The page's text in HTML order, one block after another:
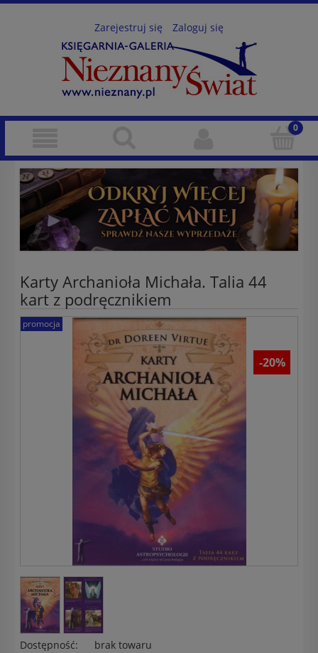
Zarejestruj się Zaloguj się
Karty Archanioła Michała. Talia 44
kart z podręcznikiem
promocja
-20%
Dostępność: brak towaru